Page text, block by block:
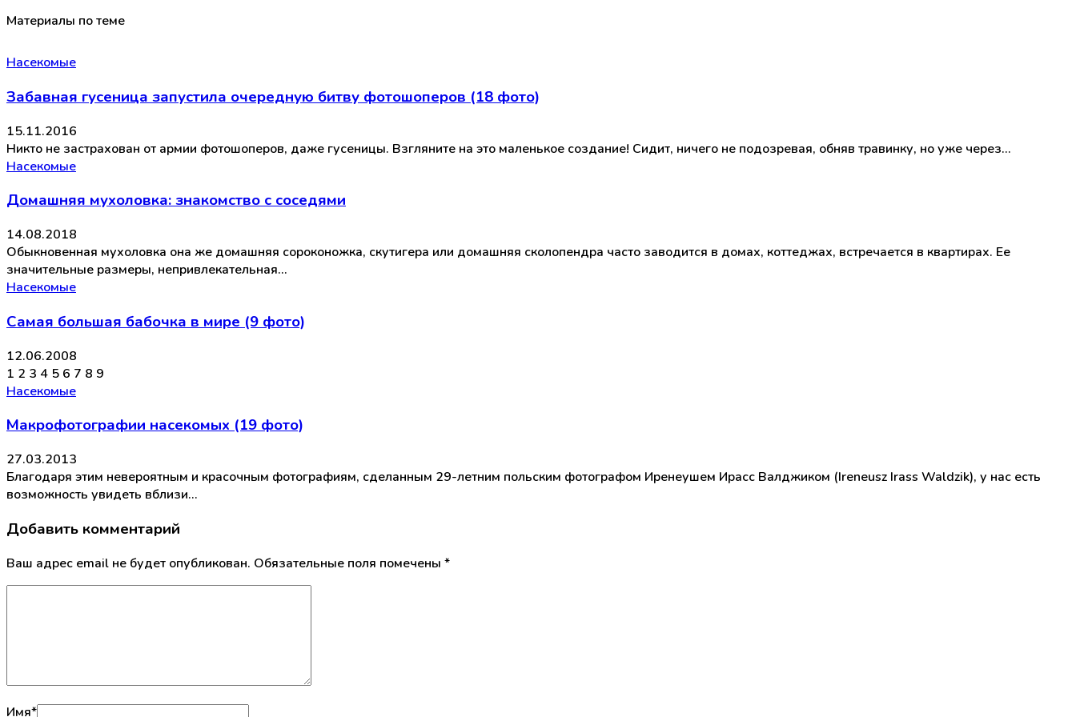
Материалы по теме
Насекомые
Забавная гусеница запустила очередную битву фотошоперов (18 фото)
15.11.2016
Никто не застрахован от армии фотошоперов, даже гусеницы. Взгляните на это маленькое создание! Сидит, ничего не подозревая, обняв травинку, но уже через…
Насекомые
Домашняя мухоловка: знакомство с соседями
14.08.2018
Обыкновенная мухоловка она же домашняя сороконожка, скутигера или домашняя сколопендра часто заводится в домах, коттеджах, встречается в квартирах. Ее
значительные размеры, непривлекательная…
Насекомые
Самая большая бабочка в мире (9 фото)
12.06.2008
1 2 3 4 5 6 7 8 9
Насекомые
Макрофотографии насекомых (19 фото)
27.03.2013
Благодаря этим невероятным и красочным фотографиям, сделанным 29-летним польским фотографом Иренеушем Ирасс Валджиком (Ireneusz Irass Waldzik), у нас есть
возможность увидеть вблизи…
Добавить комментарий
Ваш адрес email не будет опубликован. Обязательные поля помечены *
Имя*